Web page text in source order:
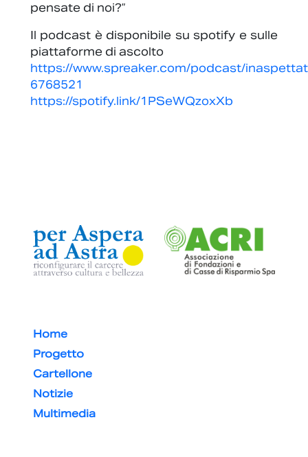
pensate di noi?”
Il podcast è disponibile su spotify e sulle
piattaforme di ascolto
https://www.spreaker.com/podcast/
6768521
https://spotify.link/1PSeWQzoxXb
Home
Progetto
Cartellone
Notizie
Multimedia